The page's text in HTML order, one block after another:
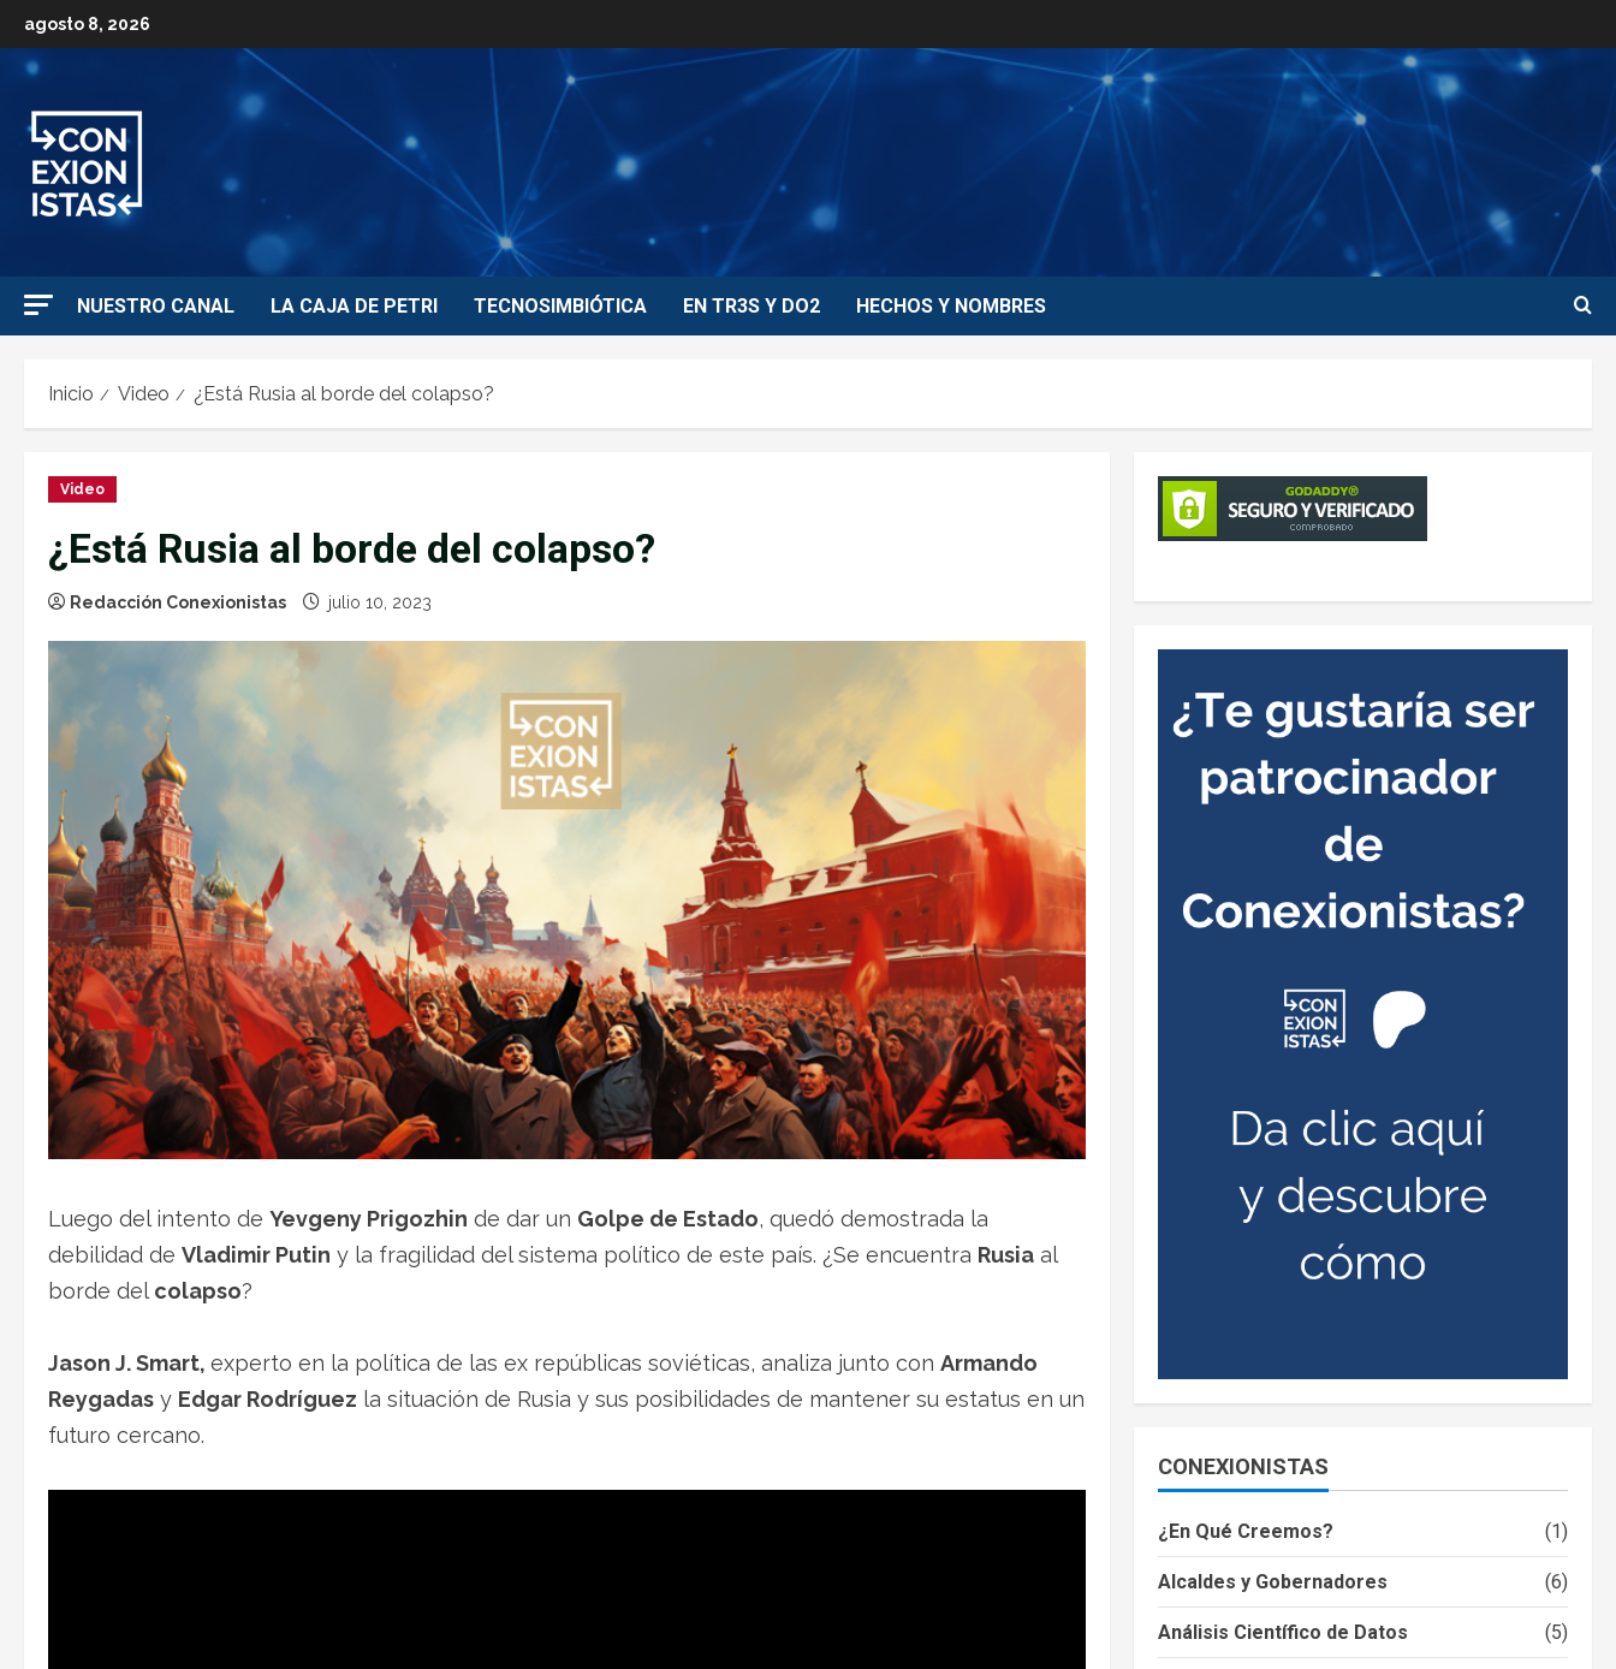
agosto 8, 2026
NUESTRO CANAL LA CAJA DE PETRI TECNOSIMBIÓTICA EN TR3S Y DO2 HECHOS Y NOMBRES
Inicio Video ¿Está Rusia al borde del colapso?
Video
¿Está Rusia al borde del colapso?
Redacción Conexionistas julio 10, 2023
Luego del intento de Yevgeny Prigozhin de dar un Golpe de Estado, quedó demostrada la
debilidad de Vladimir Putin y la fragilidad del sistema político de este país. ¿Se encuentra Rusia al
borde delcolapso?
Jason J. Smart, experto en la política de las ex repúblicas soviéticas, analiza junto con Armando
Reygadas y Edgar Rodríguez la situación de Rusia y sus posibilidades de mantener su estatus en un
futuro cercano.
CONEXIONISTAS
¿En Qué Creemos? (1)
Alcaldes y Gobernadores (6)
Análisis Científico de Datos (5)